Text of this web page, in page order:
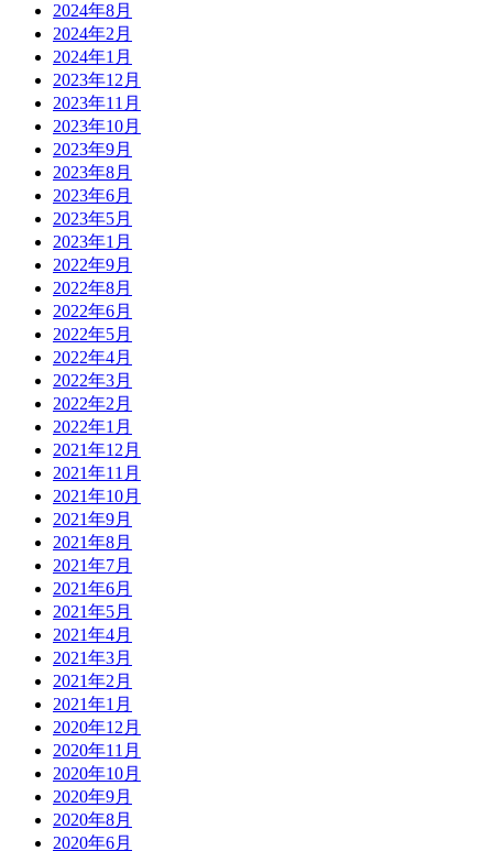
2024年8月
2024年2月
2024年1月
2023年12月
2023年11月
2023年10月
2023年9月
2023年8月
2023年6月
2023年5月
2023年1月
2022年9月
2022年8月
2022年6月
2022年5月
2022年4月
2022年3月
2022年2月
2022年1月
2021年12月
2021年11月
2021年10月
2021年9月
2021年8月
2021年7月
2021年6月
2021年5月
2021年4月
2021年3月
2021年2月
2021年1月
2020年12月
2020年11月
2020年10月
2020年9月
2020年8月
2020年6月